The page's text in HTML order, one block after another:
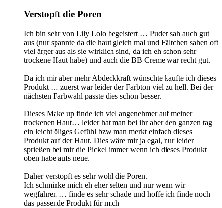
Verstopft die Poren
Ich bin sehr von Lily Lolo begeistert … Puder sah auch gut
aus (nur spannte da die haut gleich mal und Fältchen sahen oft
viel ärger aus als sie wirklich sind, da ich eh schon sehr
trockene Haut habe) und auch die BB Creme war recht gut.
Da ich mir aber mehr Abdeckkraft wünschte kaufte ich dieses
Produkt … zuerst war leider der Farbton viel zu hell. Bei der
nächsten Farbwahl passte dies schon besser.
Dieses Make up finde ich viel angenehmer auf meiner
trockenen Haut… leider hat man bei ihr aber den ganzen tag
ein leicht öliges Gefühl bzw man merkt einfach dieses
Produkt auf der Haut. Dies wäre mir ja egal, nur leider
sprießen bei mir die Pickel immer wenn ich dieses Produkt
oben habe aufs neue.
Daher verstopft es sehr wohl die Poren.
Ich schminke mich eh eher selten und nur wenn wir
wegfahren … finde es sehr schade und hoffe ich finde noch
das passende Produkt für mich